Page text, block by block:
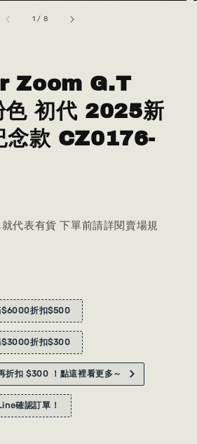
1 / 8
Zoom G.T
初代 2025新
念款 CZ0176-
代表有貨 下單前請詳閱賣場規
$6000折扣$500
$3000折扣$300
折扣 $300 ！點這裡看更多～
確認訂單！